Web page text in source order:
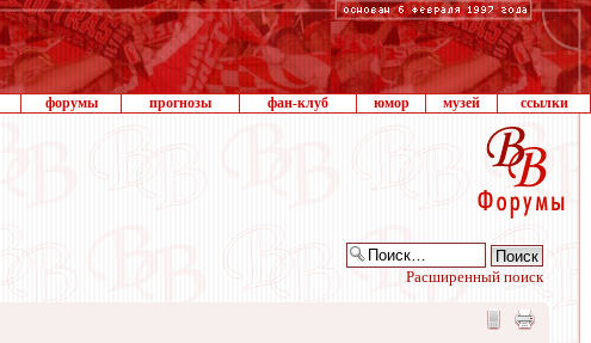
форумы прогнозы фан-клуб юмор музей ссылки
Расширенный поиск